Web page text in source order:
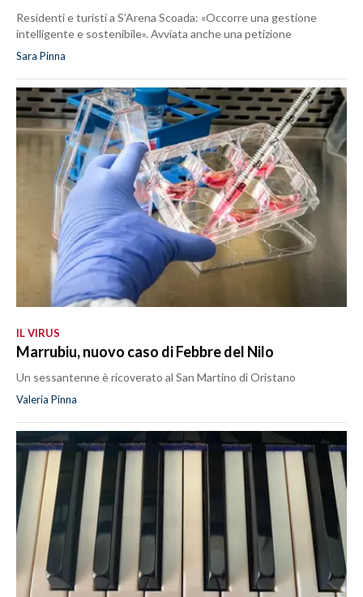
Residenti e turisti a S’Arena Scoada: «Occorre una gestione
intelligente e sostenibile». Avviata anche una petizione
Sara Pinna
IL VIRUS
Marrubiu, nuovo caso di Febbre del Nilo
Un sessantenne è ricoverato al San Martino di Oristano
Valeria Pinna